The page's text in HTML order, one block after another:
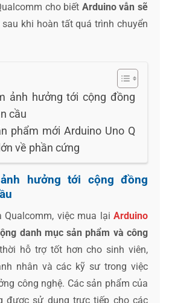
cho biết Arduino vẫn sẽ
sau khi hoàn tất quá trình chuyển
ảnh hưởng tới cộng đồng
cầu
phẩm mới Arduino Uno Q
về phần cứng
hưởng tới cộng đồng
Qualcomm, việc mua lại Arduino
danh mục sản phẩm và công
hỗ trợ tốt hơn cho sinh viên,
nhân và các kỹ sư trong việc
công nghệ. Các sản phẩm của
được sử dụng trực tiếp cho các